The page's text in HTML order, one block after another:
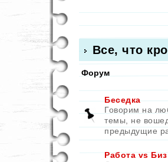
Все, что
Форум
Беседка
Говорим на
темы, не
предыдущие
Работа vs